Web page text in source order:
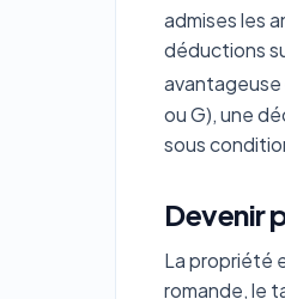
admises les
déductions
avantageuse
ou G), une
sous
Devenir
La propriété
romande, le